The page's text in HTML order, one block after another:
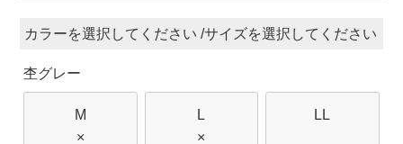
カラー サイズ
杢グレー
M
×
L
×
LL